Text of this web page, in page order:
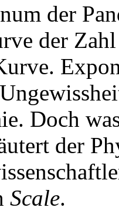
der
der
Doch
der
Scale.